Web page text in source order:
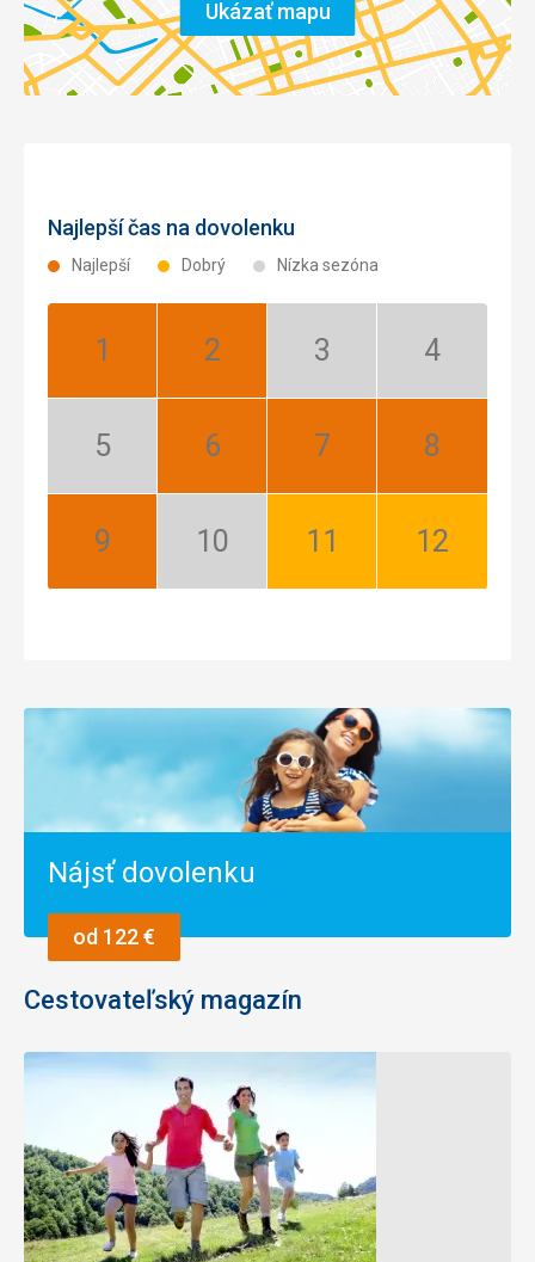
Ukázať mapu
Najlepší čas na dovolenku
Najlepší Dobrý Nízka sezóna
Január:
Február:
Marec:
Apríl:
Máj:
Jún:
Júl:
August:
September:
Október:
November:
December:
Nájsť dovolenku
od 122 €
Cestovateľský magazín